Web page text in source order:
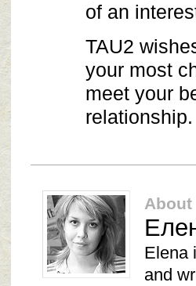
of an
TAU2
your most
meet your
relationship.
About
Elena
and